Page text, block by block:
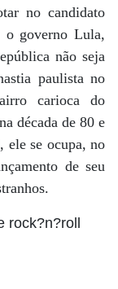
no candidato
o governo Lula,
não seja
paulista no
carioca do
década de 80 e
ele se ocupa, no
de seu
rock?n?roll